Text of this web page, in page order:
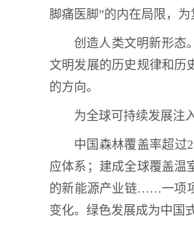
脚痛医脚”的内在局限，
创造人类文明新形态
文明发展的历史规律和历
的方向。
为全球可持续发展注
中国森林覆盖率超过
应体系；建成全球覆盖温
的新能源产业链……一项
变化。绿色发展成为中国